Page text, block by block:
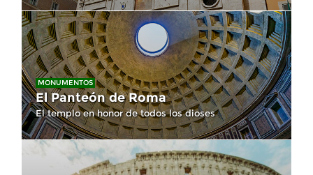
MONUMENTOS
El Panteón de Roma
El templo en honor de todos los dioses